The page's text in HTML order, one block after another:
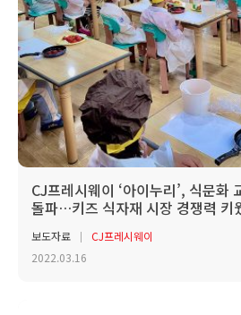
CJ프레시웨이 ‘아이누리’, 식문화
돌파…키즈 식자재 시장 경쟁력 키
보도자료
CJ프레시웨이
2022.03.16